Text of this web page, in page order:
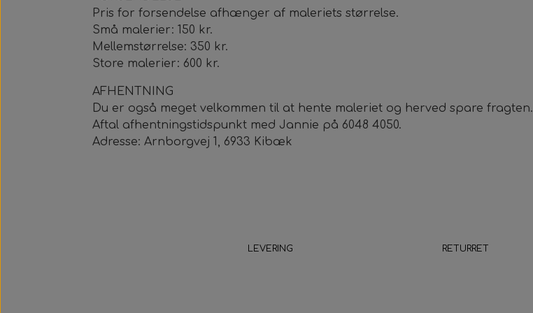
Pris for forsendelse afhænger af maleriets størrelse.
Små malerier: 150 kr.
Mellemstørrelse: 350 kr.
Store malerier: 600 kr.
AFHENTNING
Du er også meget velkommen til at hente maleriet og herved spare fragten.
Aftal afhentningstidspunkt med Jannie på 6048 4050.
Adresse: Arnborgvej 1, 6933 Kibæk
LEVERING RETURRET